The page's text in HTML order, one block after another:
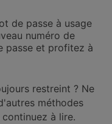
de passe à usage
numéro de
passe et profitez à
restreint ? Ne
méthodes
à lire.